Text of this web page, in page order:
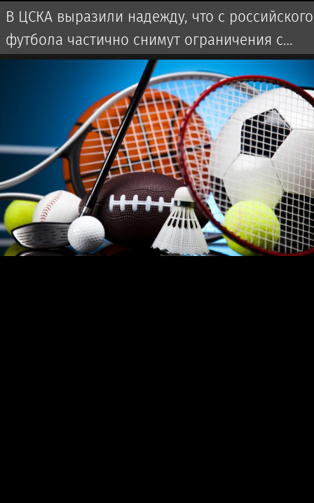
В ЦСКА выразили надежду, что с российского
футбола частично снимут ограничения с
сезона-2027/28